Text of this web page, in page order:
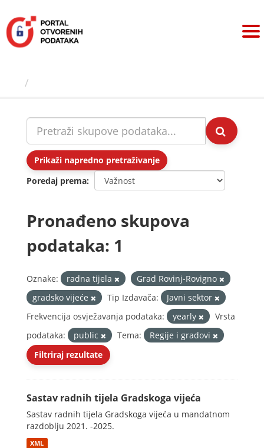
sadržaj
Prikaži napredno pretraživanje
Poredaj prema
Pronađeno skupova
podataka: 1
Oznake: radna tijela
Grad Rovinj-Rovigno
gradsko vijeće
Tip Izdavača:
Javni sektor
Frekvencija osvježavanja podataka:
yearly
Vrsta
podataka:
public Tema:
Regije i gradovi
Filtriraj rezultate
Sastav radnih tijela Gradskoga vijeća
Sastav radnih tijela Gradskoga vijeća u mandatnom
razdoblju 2021. -2025.
XML